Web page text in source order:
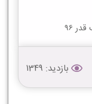
96
بازدید: 1349